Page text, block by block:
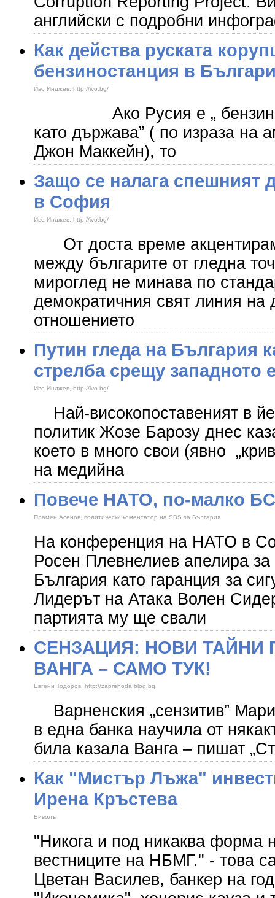
английски с подробни
Как действа руската
бензиностанция в
Иво Инджев, http://ivo.bg/
Ако Русия е „
като държава” ( по израза на
Джон Маккейн), то
Защо се налага спешният
в София
Иво Инджев, http://ivo.bg/
От доста време
между българите от гледна
мироглед не минава по
демократичния свят линия на
отношението
Путин гледа на България
стрелба срещу западното
Иво Инджев, http://ivo.bg/
Най-високопоставеният в
политик Жозе Барозу днес
което в много свои (явно
на медийна
Повече НАТО, по-малко
Пламен Асенов, политически коментатор на SBS за България
На конференция на НАТО в
Росен Плевнелиев апелира
България като гаранция за
Лидерът на Атака Волен
партията му ще свали
СЕНЗАЦИЯ: НОВИ ТАЙНИ
ВАНГА – САМО ТУК!
Евгени Тодоров, http://zaprehoda.blog.bg
Варненския „сензитив”
в една банка научила от
била казала Ванга – пишат
Как "Мистър Лъжа"
Ирена Кръстева
Биволъ
"Никога и под никаква форма
вестниците на НБМГ." - това
Цветан Василев, банкер на